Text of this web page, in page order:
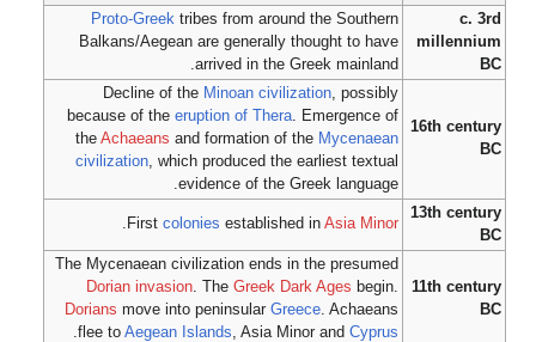
c. 3rd
millennium
BC
Proto-Greek tribes from around the Southern
Balkans/Aegean are generally thought to have
arrived in the Greek mainland.
16th century
BC
Decline of the Minoan civilization , possibly
because of theeruption of Thera . Emergence of
theAchaeans and formation of the Mycenaean
civilization , which produced the earliest textual
evidence of the Greek language.
13th century
BC
Firstcolonies established inAsia Minor
11th century
BC
The Mycenaean civilization ends in the presumed
Dorian invasion . TheGreek Dark Ages begin.
Dorians move into peninsularGreece . Achaeans
flee toAegean Islands , Asia Minor andCyprus
.